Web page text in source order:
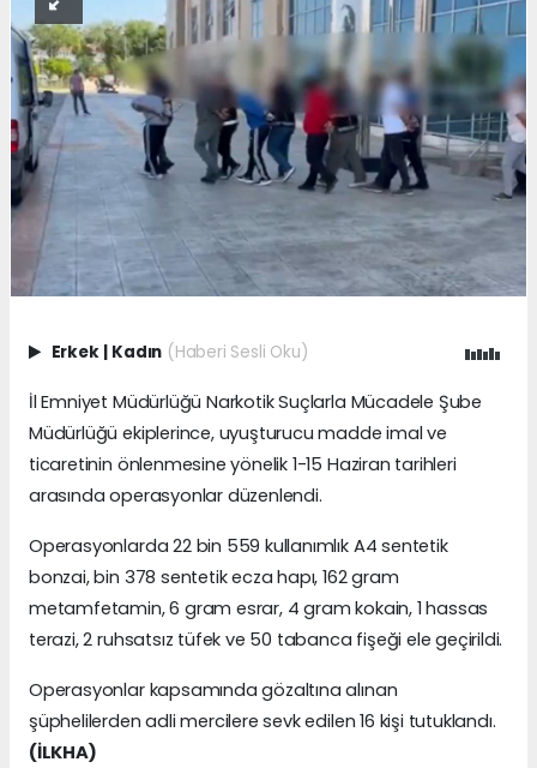
Erkek | Kadın (Haberi Sesli Oku)
İl Emniyet Müdürlüğü Narkotik Suçlarla Mücadele Şube
Müdürlüğü ekiplerince, uyuşturucu madde imal ve
ticaretinin önlenmesine yönelik 1-15 Haziran tarihleri
arasında operasyonlar düzenlendi.
Operasyonlarda 22 bin 559 kullanımlık A4 sentetik
bonzai, bin 378 sentetik ecza hapı, 162 gram
metamfetamin, 6 gram esrar, 4 gram kokain, 1 hassas
terazi, 2 ruhsatsız tüfek ve 50 tabanca fişeği ele geçirildi.
Operasyonlar kapsamında gözaltına alınan
şüphelilerden adli mercilere sevk edilen 16 kişi tutuklandı.
(İLKHA)